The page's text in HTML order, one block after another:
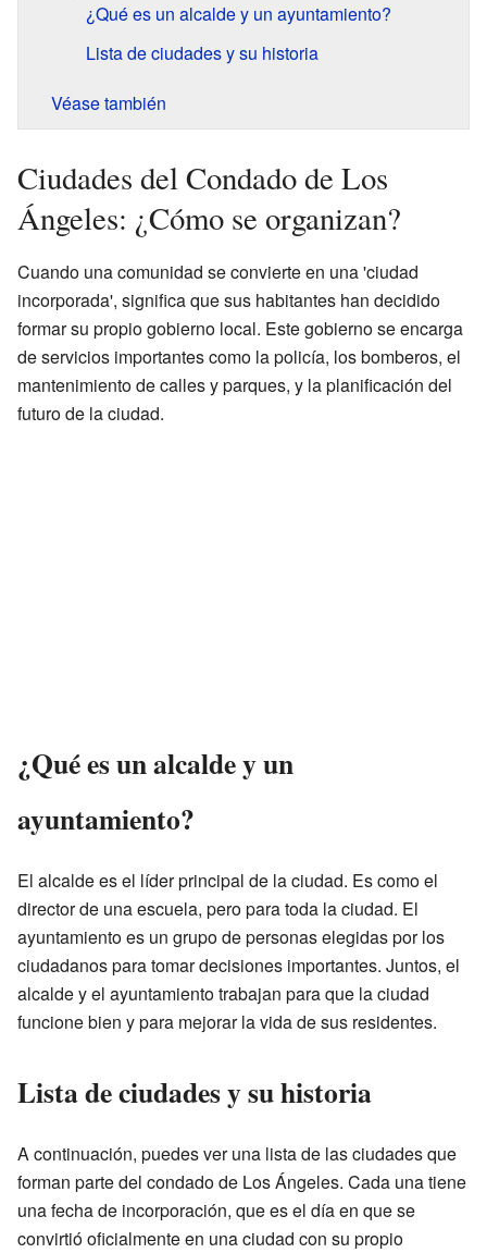
¿Qué es un alcalde y un ayuntamiento?
Lista de ciudades y su historia
Véase también
Ciudades del Condado de Los
Ángeles: ¿Cómo se organizan?
Cuando una comunidad se convierte en una 'ciudad
incorporada', significa que sus habitantes han decidido
formar su propio gobierno local. Este gobierno se encarga
de servicios importantes como la policía, los bomberos, el
mantenimiento de calles y parques, y la planificación del
futuro de la ciudad.
¿Qué es un alcalde y un
ayuntamiento?
El alcalde es el líder principal de la ciudad. Es como el
director de una escuela, pero para toda la ciudad. El
ayuntamiento es un grupo de personas elegidas por los
ciudadanos para tomar decisiones importantes. Juntos, el
alcalde y el ayuntamiento trabajan para que la ciudad
funcione bien y para mejorar la vida de sus residentes.
Lista de ciudades y su historia
A continuación, puedes ver una lista de las ciudades que
forman parte del condado de Los Ángeles. Cada una tiene
una fecha de incorporación, que es el día en que se
convirtió oficialmente en una ciudad con su propio